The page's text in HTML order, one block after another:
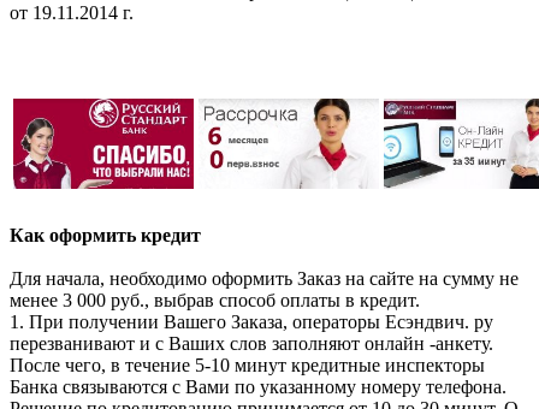
от 19.11.2014 г.
Как оформить кредит
Для начала, необходимо оформить Заказ на сайте на сумму не
менее 3 000 руб., выбрав способ оплаты в кредит.
1. При получении Вашего Заказа, операторы Есэндвич. ру
перезванивают и с Ваших слов заполняют онлайн -анкету.
После чего, в течение 5-10 минут кредитные инспекторы
Банка связываются с Вами по указанному номеру телефона.